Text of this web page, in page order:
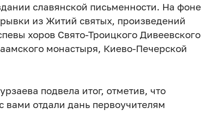
славянской письменности. На фоне
из Житий святых, произведений
хоров Свято-Троицкого Дивеевского
монастыря, Киево-Печерской
подвела итог, отметив, что
отдали дань первоучителям